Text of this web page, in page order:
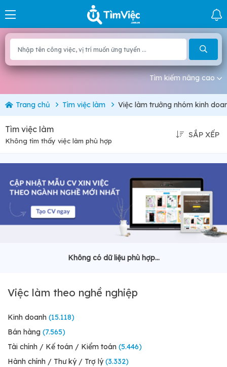
Tìm kiếm nâng cao
Trang chủ Tìm việc làm Việc làm trưởng nhóm kinh
Tìm việc làm
Không tìm thấy việc làm phù hợp
SẮP XẾP
Không có dữ liệu phù hợp...
Việc làm theo nghề nghiệp
Kinh doanh (15.118)
Bán hàng (7.565)
Tài chính / Kế toán / Kiểm toán (5.446)
Hành chính / Thư ký / Trợ lý (3.332)